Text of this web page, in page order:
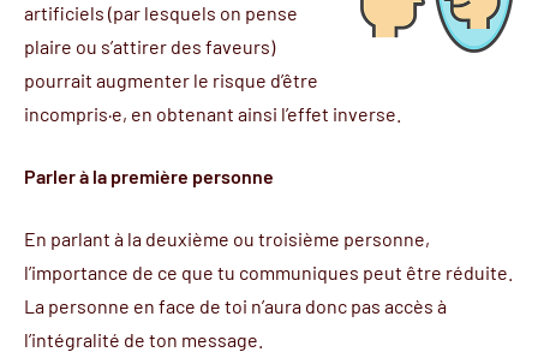
artificiels (par lesquels on pense
plaire ou s’attirer des faveurs)
pourrait augmenter le risque d’être
incompris·e, en obtenant ainsi l’effet inverse.
Parler à la première personne
En parlant à la deuxième ou troisième personne,
l’importance de ce que tu communiques peut être réduite.
La personne en face de toi n’aura donc pas accès à
l’intégralité de ton message.